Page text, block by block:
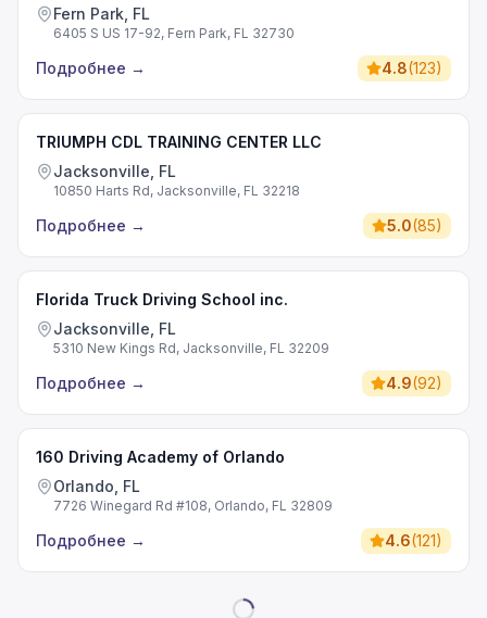
Fern Park, FL
6405 S US 17-92, Fern Park, FL 32730
Подробнее → 4.8(123)
TRIUMPH CDL TRAINING CENTER LLC
Jacksonville, FL
10850 Harts Rd, Jacksonville, FL 32218
Подробнее → 5.0(85)
Florida Truck Driving School inc.
Jacksonville, FL
5310 New Kings Rd, Jacksonville, FL 32209
Подробнее → 4.9(92)
160 Driving Academy of Orlando
Orlando, FL
7726 Winegard Rd #108, Orlando, FL 32809
Подробнее → 4.6(121)